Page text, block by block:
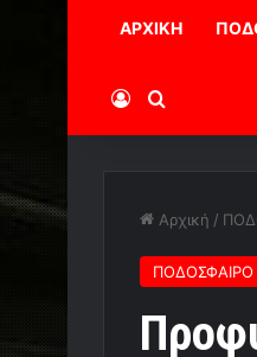
ΑΡΧΙΚΗ
Log InΑναζήτηση
Αρχική /
ΠΟΔΟΣΦΑΙΡΟ